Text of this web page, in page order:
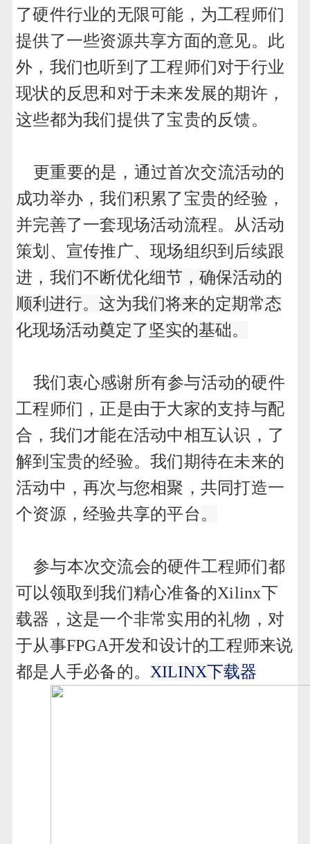
了硬件行业的无限可能，为工程师们
提供了一些资源共享方面的意见。此
外，我们也听到了工程师们对于行业
现状的反思和对于未来发展的期许，
这些都为我们提供了宝贵的反馈。
更重要的是，通过首次交流活动的
成功举办，我们积累了宝贵的经验，
并完善了一套现场活动流程。从活动
策划、宣传推广、现场组织到后续跟
进， 我们不断优化细节，确保活动的
顺利进行。这为我们将来的定期常态
化现场活动奠定了坚实的基础。
我们衷心感谢所有参与活动的硬件
工程师们，正是由于大家的支持与配
合，我们才能在活动中相互认识，了
解到宝贵的经验。我们期待在未来的
活动中，再次与您相聚，共同打造一
个资源，经验共享的平台。
参与本次交流会的硬件工程师们都
可以领取到我们精心准备的Xilinx下
载器，这是一个非常实用的礼物，对
于从事FPGA开发和设计的工程师来说
都是人手必备的。XILINX下载器